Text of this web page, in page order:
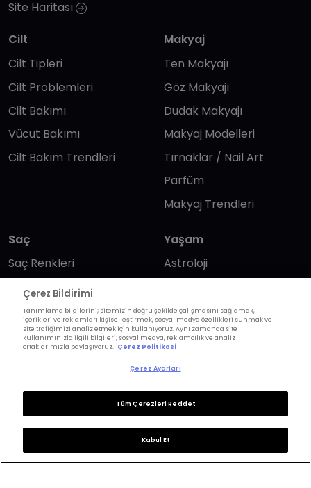
Site Haritası
Cilt
Cilt Tipleri
Cilt Problemleri
Cilt Bakımı
Vücut Bakımı
Cilt Bakım Trendleri
Makyaj
Ten Makyajı
Göz Makyajı
Dudak Makyajı
Makyaj Modelleri
Tırnaklar / Nail Art
Parfüm
Makyaj Trendleri
Saç
Saç Renkleri
Saç Modelleri
Saç Bakımı
Saç Kesimi
Yaşam
Astroloji
Günlük Yaşam
Anne & Bebek
Hesaplama
Kuafor Bulma
Çerez Bildirimi
Tanımlama bilgilerini; sitemizin doğru şekilde çalışmasını sağlamak,
içerikleri ve reklamları kişiselleştirmek, sosyal medya özellikleri sunmak ve
site trafiğimizi analiz etmek için kullanıyoruz. Aynı zamanda site
kullanımınızla ilgili bilgileri; sosyal medya, reklamcılık ve analiz
ortaklarımızla paylaşıyoruz. Çerez Politikasi
Çerez Ayarları
Tüm Çerezleri Reddet
Kabul Et